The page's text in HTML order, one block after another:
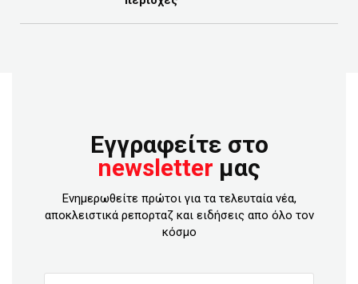
Εγγραφείτε στο
newsletter μας
Ενημερωθείτε πρώτοι για τα τελευταία νέα,
αποκλειστικά ρεπορταζ και ειδήσεις απο όλο τον
κόσμο